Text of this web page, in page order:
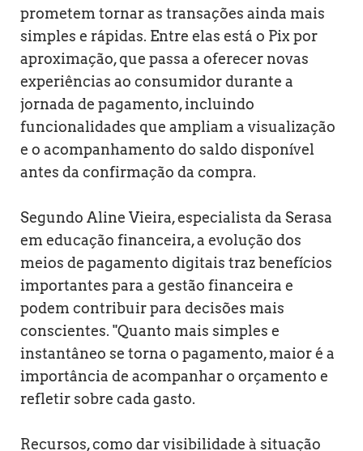
prometem tornar as transações ainda mais
simples e rápidas. Entre elas está o Pix por
aproximação, que passa a oferecer novas
experiências ao consumidor durante a
jornada de pagamento, incluindo
funcionalidades que ampliam a visualização
e o acompanhamento do saldo disponível
antes da confirmação da compra.
Segundo Aline Vieira, especialista da Serasa
em educação financeira, a evolução dos
meios de pagamento digitais traz benefícios
importantes para a gestão financeira e
podem contribuir para decisões mais
conscientes. "Quanto mais simples e
instantâneo se torna o pagamento, maior é a
importância de acompanhar o orçamento e
refletir sobre cada gasto.
Recursos, como dar visibilidade à situação